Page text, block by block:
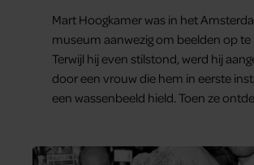
Mart Hoogkamer was in het
museum aanwezig om beelden op te
Terwijl hij even stilstond, werd hij
door een vrouw die hem in eerste
een wassenbeeld hield. Toen ze